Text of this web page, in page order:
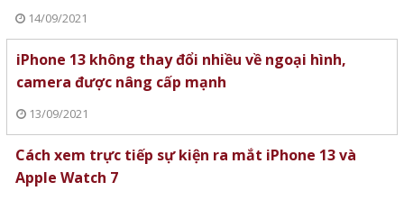
14/09/2021
iPhone 13 không thay đổi nhiều về ngoại hình,
camera được nâng cấp mạnh
13/09/2021
Cách xem trực tiếp sự kiện ra mắt iPhone 13 và
Apple Watch 7